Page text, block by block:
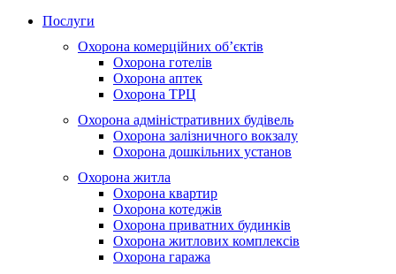
Послуги
Охорона комерційних об’єктів
Охорона готелів
Охорона аптек
Охорона ТРЦ
Охорона адміністративних будівель
Охорона залізничного вокзалу
Охорона дошкільних установ
Охорона житла
Охорона квартир
Охорона котеджів
Охорона приватних будинків
Охорона житлових комплексів
Охорона гаража